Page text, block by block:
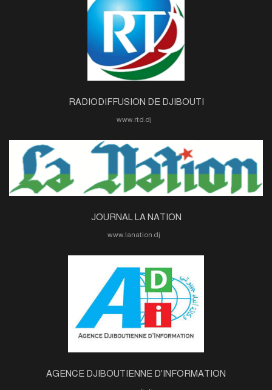
RADIODIFFUSION DE DJIBOUTI
JOURNAL LA NATION
AGENCE DJIBOUTIENNE D'INFORMATION